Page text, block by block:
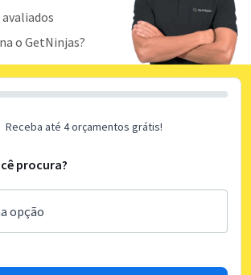
o GetNinjas?
Receba até 4 orçamentos grátis!
procura?